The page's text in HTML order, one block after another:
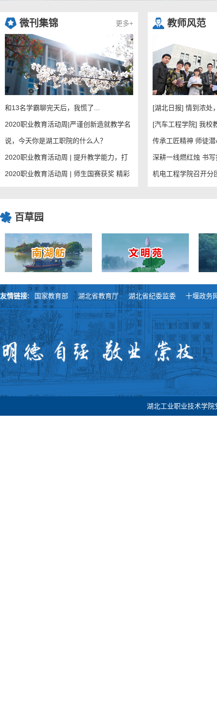
微刊集锦 更多+
和13名学霸聊完天后，我慌了...
2020职业教育活动周|严谨创新造就教学名
说，今天你是湖工职院的什么人？
2020职业教育活动周 | 提升教学能力，打
2020职业教育活动周 | 师生国赛获奖 精彩
教师风范
[湖北日报] 情到浓
[汽车工程学院] 我校
传承工匠精神 师徒
深耕一线燃红烛 书
百草园
友情链接: 国家教育部 湖北省教育厅 湖北省纪委监委 十堰政务
湖北工业职业技术学